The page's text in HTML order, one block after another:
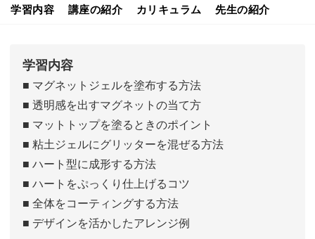
学習内容 講座の紹介 カリキュラム 先生の紹介
学習内容
■ マグネットジェルを塗布する方法
■ 透明感を出すマグネットの当て方
■ マットトップを塗るときのポイント
■ 粘土ジェルにグリッターを混ぜる方法
■ ハート型に成形する方法
■ ハートをぷっくり仕上げるコツ
■ 全体をコーティングする方法
■ デザインを活かしたアレンジ例